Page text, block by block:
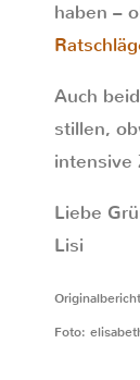
haben –
Auch
stillen,
intensive
Liebe
Lisi
Foto: